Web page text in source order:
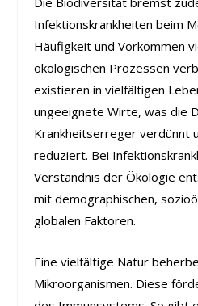
Infektionskrankheiten beim
Häufigkeit und Vorkommen
ökologischen Prozessen
existieren in vielfältigen
ungeeignete Wirte, was die
Krankheitserreger verdünnt
reduziert. Bei
Verständnis der Ökologie
mit demographischen,
globalen Faktoren.
Eine vielfältige Natur
Mikroorganismen. Diese